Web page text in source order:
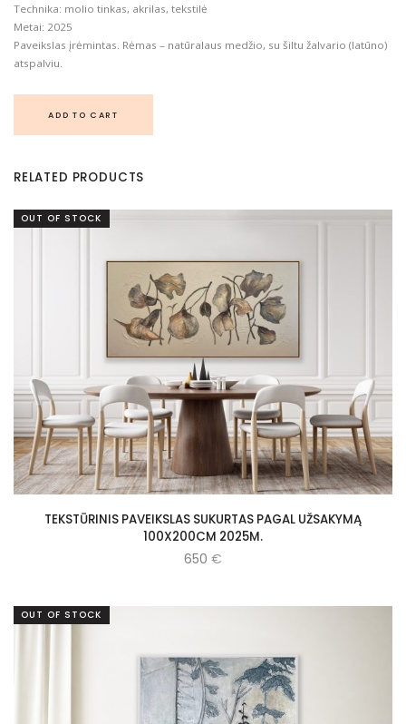
Technika: molio tinkas, akrilas, tekstilė
Metai: 2025
Paveikslas įrėmintas. Rėmas – natūralaus medžio, su šiltu žalvario (latūno)
atspalviu.
ADD TO CART
RELATED PRODUCTS
OUT OF STOCK
TEKSTŪRINIS PAVEIKSLAS SUKURTAS PAGAL UŽSAKYMĄ
100X200CM 2025M.
650 €
OUT OF STOCK